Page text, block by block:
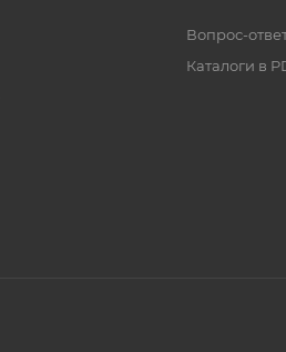
Вопрос-
Каталоги в